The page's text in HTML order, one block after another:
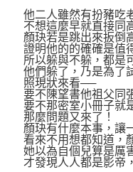
他二人雖然有扮豬吃老
不想這麼早就直接同高
顏玦若是跳出來扳倒高
證明他的的確確是值得
所以躲與不躲，都是
他們躲了，乃是為了試
照現狀來看──
要不陳望書他祖父同張
要不那密室小冊子就是
那麼問題又來了！
顏玦有什麼本事，讓一
看來不用想都知道，顏
她以為自個兒算是厲害
才發現人人都是影帝，